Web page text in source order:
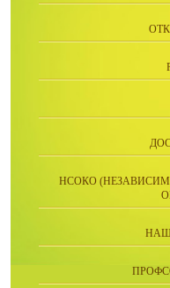
НСОКО